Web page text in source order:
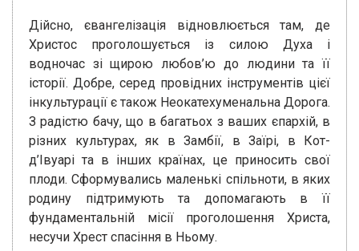
Дійсно, євангелізація відновлюється там, де
Христос проголошується із силою Духа і
водночас зі щирою любов’ю до людини та її
історії. Добре, серед провідних інструментів цієї
інкультурації є також Неокатехуменальна Дорога.
З радістю бачу, що в багатьох з ваших єпархій, в
різних культурах, як в Замбії, в Заїрі, в Кот-
д’Івуарі та в інших країнах, це приносить свої
плоди. Сформувались маленькі спільноти, в яких
родину підтримують та допомагають в її
фундаментальній місії проголошення Христа,
несучи Хрест спасіння в Ньому.